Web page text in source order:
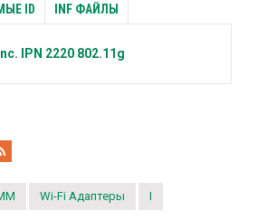
ID INF ФАЙЛЫ
IPN 2220 802.11g
Wi-Fi Адаптеры I